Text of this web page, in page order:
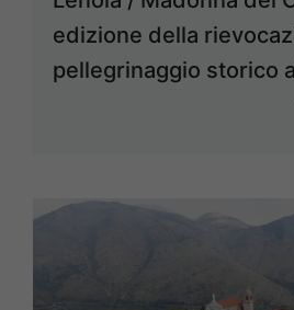
edizione della
pellegrinaggio storico